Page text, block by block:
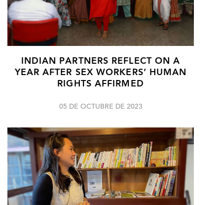
INDIAN PARTNERS REFLECT ON A
YEAR AFTER SEX WORKERS’ HUMAN
RIGHTS AFFIRMED
05 DE OCTUBRE DE 2023